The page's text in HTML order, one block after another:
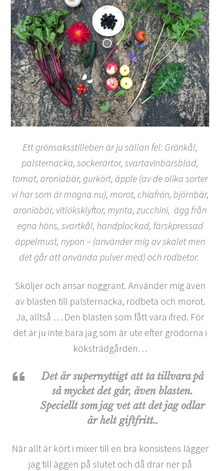
Ett grönsaksstilleben är ju sällan fel: Grönkål,
palsternacka, sockerärtor, svartavinbärsblad,
tomat, aroniabär, gurkört, äpple (av de olika sorter
vi har som är mogna nu), morot, chiafrön, björnbär,
aroniabär, vitlöksklyftor, mynta, zucchini, ägg från
egna höns, svartkål, handplockad, färskpressad
äppelmust, nypon – (använder mig av skalet men
det går att använda pulver med) och rödbetor.
Sköljer och ansar noggrant. Använder mig även
av blasten till palsternacka, rödbeta och morot.
Ja, alltså … Den blasten som fått vara ifred. För
det är ju inte bara jag som är ute efter grödorna i
köksträdgården…
Det är supernyttigt att ta tillvara på
så mycket det går, även blasten.
Speciellt som jag vet att det jag odlar
är helt giftfritt..
När allt är kört i mixer till en bra konsistens lägger
jag till äggen på slutet och då drar ner på